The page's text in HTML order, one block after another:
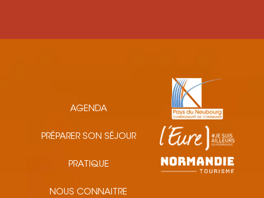
AGENDA
PRÉPARER SON SÉJOUR
PRATIQUE
NOUS CONNAITRE